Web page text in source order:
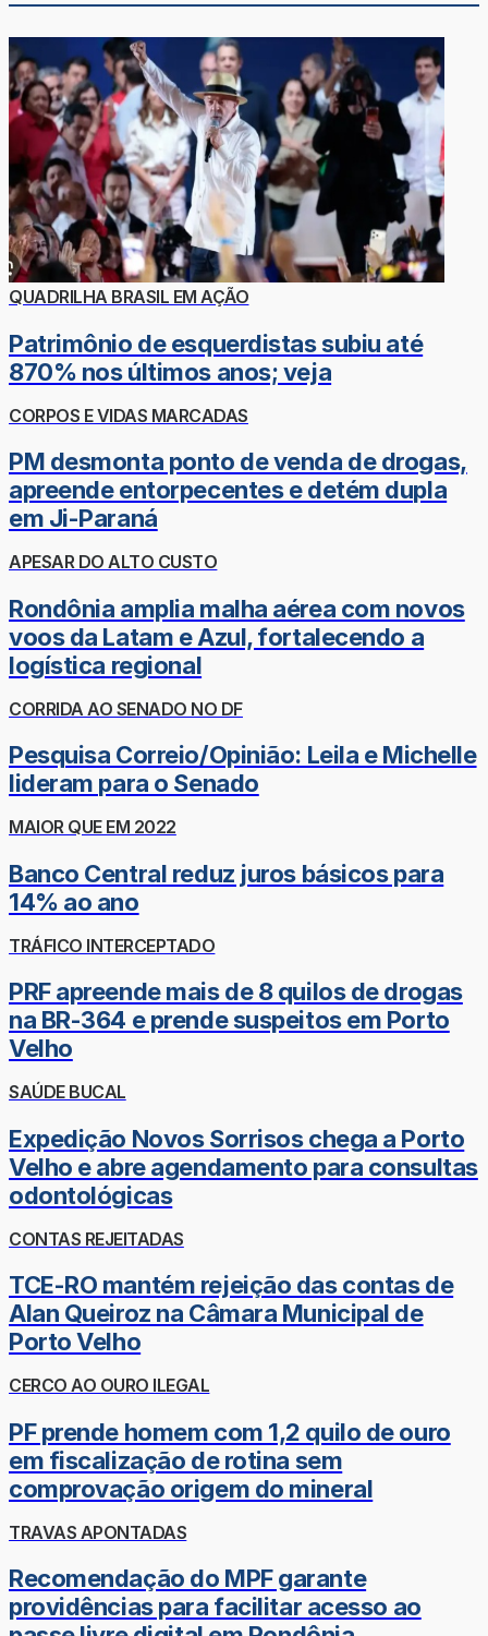
QUADRILHA BRASIL EM AÇÃO
Patrimônio de esquerdistas subiu até
870% nos últimos anos; veja
CORPOS E VIDAS MARCADAS
PM desmonta ponto de venda de drogas,
apreende entorpecentes e detém dupla
em Ji-Paraná
APESAR DO ALTO CUSTO
Rondônia amplia malha aérea com novos
voos da Latam e Azul, fortalecendo a
logística regional
CORRIDA AO SENADO NO DF
Pesquisa Correio/Opinião: Leila e Michelle
lideram para o Senado
MAIOR QUE EM 2022
Banco Central reduz juros básicos para
14% ao ano
TRÁFICO INTERCEPTADO
PRF apreende mais de 8 quilos de drogas
na BR-364 e prende suspeitos em Porto
Velho
SAÚDE BUCAL
Expedição Novos Sorrisos chega a Porto
Velho e abre agendamento para consultas
odontológicas
CONTAS REJEITADAS
TCE-RO mantém rejeição das contas de
Alan Queiroz na Câmara Municipal de
Porto Velho
CERCO AO OURO ILEGAL
PF prende homem com 1,2 quilo de ouro
em fiscalização de rotina sem
comprovação origem do mineral
TRAVAS APONTADAS
Recomendação do MPF garante
providências para facilitar acesso ao